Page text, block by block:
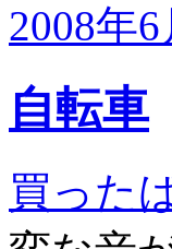
2008年6
自転車
買った